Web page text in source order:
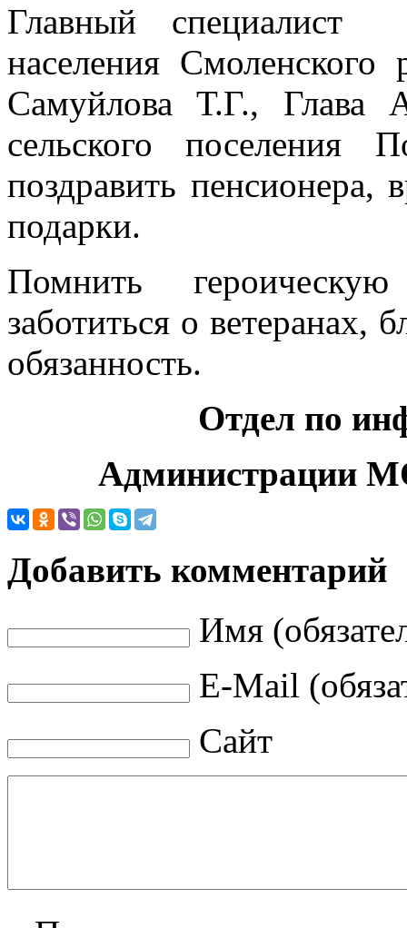
Главный специалист
населения
Самуйлова Т.Г., Глава
сельского поселения
поздравить
подарки.
Помнить
заботиться о ветеранах,
обязанность.
Отдел по
Администрации МО
Добавить комментарий
Имя
E-Mail
Сайт